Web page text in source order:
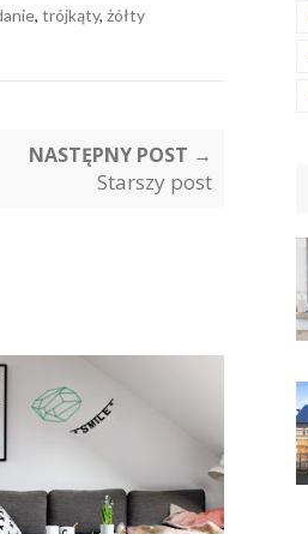
, trójkąty, żółty
NASTĘPNY POST →
Starszy post